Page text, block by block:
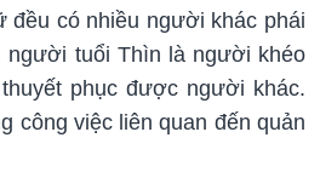
đều có nhiều người khác phái
người tuổi Thìn là người khéo
phục được người khác.
công việc liên quan đến quản